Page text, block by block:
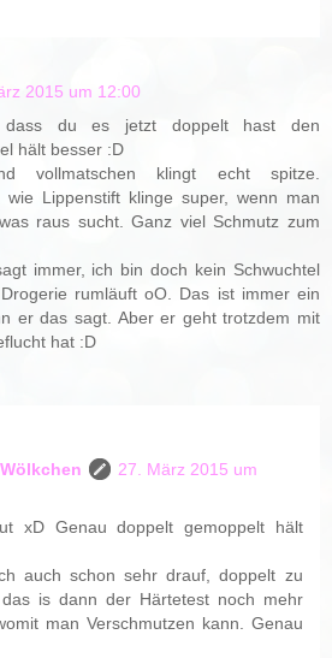
2015 um 12:00
du es jetzt doppelt hast den
hält besser :D
vollmatschen klingt echt spitze.
wie Lippenstift klinge super, wenn man
raus sucht. Ganz viel Schmutz zum
immer, ich bin doch kein Schwuchtel
rumläuft oO. Das ist immer ein
er das sagt. Aber er geht trotzdem mit
hat :D
27. März 2015 um
xD Genau doppelt gemoppelt hält
auch schon sehr drauf, doppelt zu
is dann der Härtetest noch mehr
man Verschmutzen kann. Genau